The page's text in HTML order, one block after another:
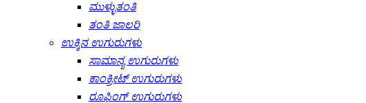
ಮುಳ್ಳುತಂತಿ
ತಂತಿ ಜಾಲರಿ
ಉಕ್ಕಿನ ಉಗುರುಗಳು
ಸಾಮಾನ್ಯ ಉಗುರುಗಳು
ಕಾಂಕ್ರೀಟ್ ಉಗುರುಗಳು
ರೂಫಿಂಗ್ ಉಗುರುಗಳು